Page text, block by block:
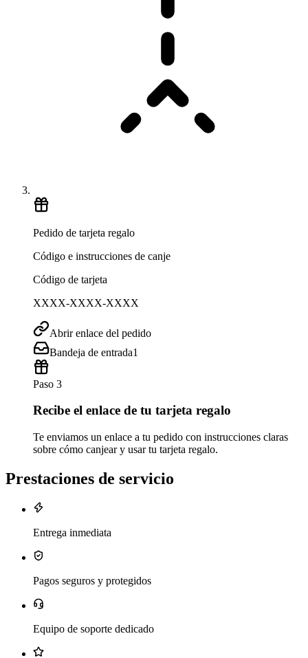
Pedido de tarjeta regalo
Código e instrucciones de canje
Código de tarjeta
XXXX-XXXX-XXXX
Abrir enlace del pedido
Bandeja de entrada1
Paso 3
Recibe el enlace de tu tarjeta regalo
Te enviamos un enlace a tu pedido con instrucciones claras
sobre cómo canjear y usar tu tarjeta regalo.
Prestaciones de servicio
Entrega inmediata
Pagos seguros y protegidos
Equipo de soporte dedicado